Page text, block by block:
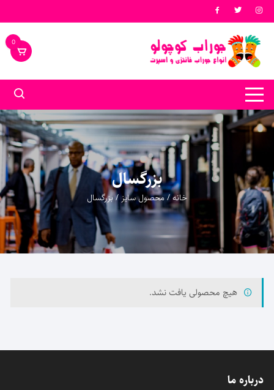
شدن
محتوا
0
بزرگسال
خانه/ محصول سایز / بزرگسال
هیچ محصولی یافت نشد.
درباره ما